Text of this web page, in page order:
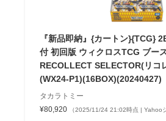
『新品即納』{カートン}{TCG}
付 初回版 ウィクロスTCG ブー
RECOLLECT SELECTOR(リコ
(WX24-P1)(16BOX)(20240427)
タカラトミー
¥80,920
（2025/11/24 21:02時点 | Yahoo